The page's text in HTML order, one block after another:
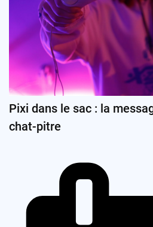
Pixi dans le sac : la
chat-pitre